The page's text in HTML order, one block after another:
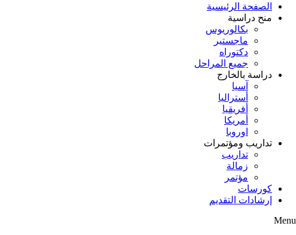
الصفحة الرئيسية
منح دراسية
بكالوريوس
ماجستير
دكتوراه
جميع المراحل
دراسة بالخارج
آسيا
أستراليا
أفريقيا
أمريكا
اوروبا
تداريب ومؤتمرات
تداريب
زمالة
مؤتمر
كورسات
إرشادات التقديم
Menu